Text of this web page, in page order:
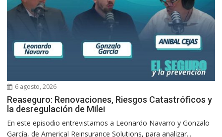
6 agosto, 2026
Reaseguro: Renovaciones, Riesgos Catastróficos y
la desregulación de Milei
En este episodio entrevistamos a Leonardo Navarro y Gonzalo
García, de Americal Reinsurance Solutions, para analizar...